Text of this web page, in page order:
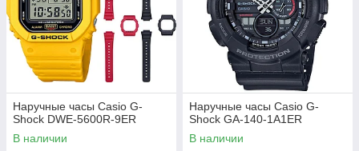
Наручные часы Casio G-
Shock DWE-5600R-9ER
В наличии
Наручные часы Casio G-
Shock GA-140-1A1ER
В наличии